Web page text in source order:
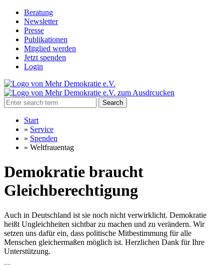
Beratung
Newsletter
Presse
Publikationen
Mitglied werden
Jetzt spenden
Login
Search
Start
» Service
» Spenden
» Weltfrauentag
Demokratie braucht
Gleichberechtigung
Auch in Deutschland ist sie noch nicht verwirklicht. Demokratie
heißt Ungleichheiten sichtbar zu machen und zu verändern. Wir
setzen uns dafür ein, dass politische Mitbestimmung für alle
Menschen gleichermaßen möglich ist. Herzlichen Dank für Ihre
Unterstützung.